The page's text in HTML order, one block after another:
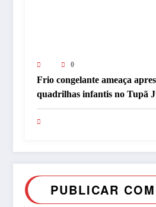
0
Frio congelante ameaça
quadrilhas infantis no Tupã
PUBLICAR